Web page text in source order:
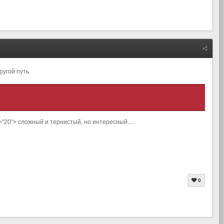
путь
сложный и тернистый, но интересный.....
0